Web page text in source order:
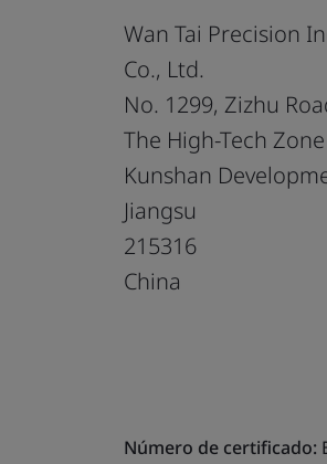
Wan Tai Precision
Co., Ltd.
No. 1299, Zizhu
The High-Tech Zone
Kunshan
Jiangsu
215316
China
Número de certificado: